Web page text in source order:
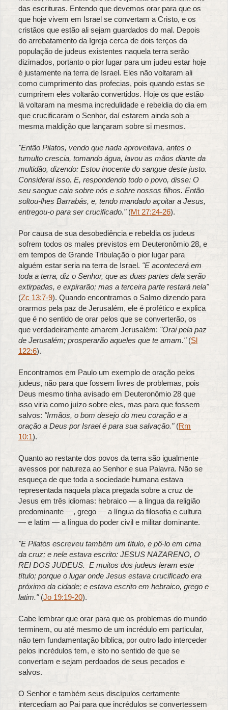
das escrituras. Entendo que devemos orar para que os
que hoje vivem em Israel se convertam a Cristo, e os
cristãos que estão ali sejam guardados do mal. Depois
do arrebatamento da Igreja cerca de dois terços da
população de judeus existentes naquela terra serão
dizimados, portanto o pior lugar para um judeu estar hoje
é justamente na terra de Israel. Eles não voltaram ali
como cumprimento das profecias, pois quando estas se
cumprirem eles voltarão convertidos. Hoje os que estão
lá voltaram na mesma incredulidade e rebeldia do dia em
que crucificaram o Senhor, daí estarem ainda sob a
mesma maldição que lançaram sobre si mesmos.
"Então Pilatos, vendo que nada aproveitava, antes o
tumulto crescia, tomando água, lavou as mãos diante da
multidão, dizendo: Estou inocente do sangue deste justo.
Considerai isso. E, respondendo todo o povo, disse: O
seu sangue caia sobre nós e sobre nossos filhos. Então
soltou-lhes Barrabás, e, tendo mandado açoitar a Jesus,
entregou-o para ser crucificado."(Mt 27:24-26).
Por causa de sua desobediência e rebeldia os judeus
sofrem todos os males previstos em Deuteronômio 28, e
em tempos de Grande Tribulação o pior lugar para
alguém estar seria na terra de Israel. "E acontecerá em
toda a terra, diz o Senhor, que as duas partes dela serão
extirpadas, e expirarão; mas a terceira parte restará nela"
(Zc 13:7-9). Quando encontramos o Salmo dizendo para
orarmos pela paz de Jerusalém, ele é profético e explica
que é no sentido de orar pelos que se converterão, os
que verdadeiramente amarem Jerusalém: "Orai pela paz
de Jerusalém; prosperarão aqueles que te amam."(Sl
122:6).
Encontramos em Paulo um exemplo de oração pelos
judeus, não para que fossem livres de problemas, pois
Deus mesmo tinha avisado em Deuteronômio 28 que
isso viria como juízo sobre eles, mas para que fossem
salvos: "Irmãos, o bom desejo do meu coração e a
oração a Deus por Israel é para sua salvação."(Rm
10:1).
Quanto ao restante dos povos da terra são igualmente
avessos por natureza ao Senhor e sua Palavra. Não se
esqueça de que toda a sociedade humana estava
representada naquela placa pregada sobre a cruz de
Jesus em três idiomas: hebraico — a língua da religião
predominante —, grego — a língua da filosofia e cultura
— e latim — a língua do poder civil e militar dominante.
"E Pilatos escreveu também um título, e pô-lo em cima
da cruz; e nele estava escrito: JESUS NAZARENO, O
REI DOS JUDEUS. E muitos dos judeus leram este
título; porque o lugar onde Jesus estava crucificado era
próximo da cidade; e estava escrito em hebraico, grego e
latim."(Jo 19:19-20).
Cabe lembrar que orar para que os problemas do mundo
terminem, ou até mesmo de um incrédulo em particular,
não tem fundamentação bíblica, por outro lado interceder
pelos incrédulos tem, e isto no sentido de que se
convertam e sejam perdoados de seus pecados e
salvos.
O Senhor e também seus discípulos certamente
intercediam ao Pai para que incrédulos se convertessem